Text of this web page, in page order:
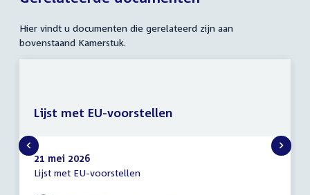
Hier vindt u documenten die gerelateerd zijn aan
bovenstaand Kamerstuk.
Lijst
21 mei 2026
Lijst met EU-voorstellen
Lijst met EU-voorstellen